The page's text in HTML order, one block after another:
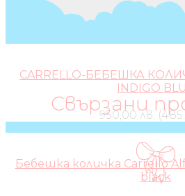
Свързани
CARRELLO-БЕБЕШКА
INDIGO
950,00 лв.
Бебешка количка Carrello
black